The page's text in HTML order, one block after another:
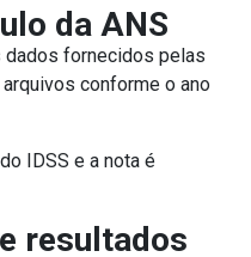
da ANS
dados fornecidos pelas
conforme o ano
IDSS e a nota é
resultados